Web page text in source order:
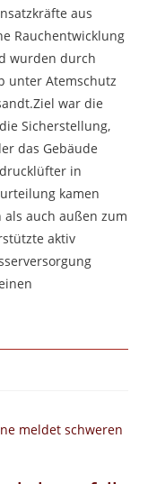
aus
Rauchentwicklung
wurden durch
unter Atemschutz
war die
Sicherstellung,
das Gebäude
in
kamen
auch außen zum
aktiv